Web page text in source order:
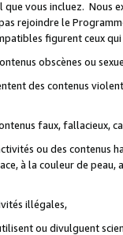
vous incluez. Nous
rejoindre le
figurent ceux
obscènes ou
des contenus
faux, fallacieux,
ou des contenus
à la couleur de
illégales,
ou divulguent